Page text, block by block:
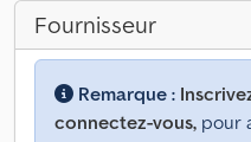
Fournisseur
Remarque :
connectez-vous, pour